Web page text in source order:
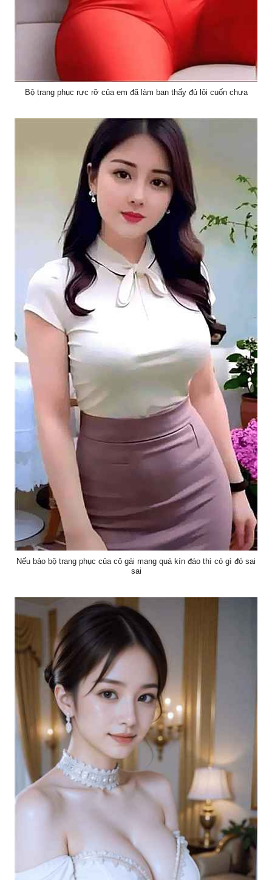
Bộ trang phục rực rỡ của em đã làm ban thấy đủ lôi cuốn chưa
Nếu bảo bộ trang phục của cô gái mang quá kín đáo thì có gì đó sai
sai